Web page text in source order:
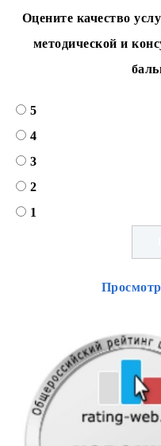
Оцените качество
методической и
5
4
3
2
1